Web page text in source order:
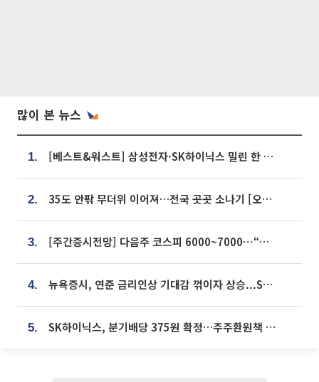
많이 본 뉴스
1. [베스트&워스트] 삼성전자·SK하이닉스 밀린 한 주…상상인증권은 85% 급등
2. 35도 안팎 무더위 이어져…전국 곳곳 소나기 [오늘 날씨]
3. [주간증시전망] 다음주 코스피 6000~7000⋯“外人 수급은 정책이 변수”
4. 뉴욕증시, 연준 금리인상 기대감 꺾이자 상승...S&P500 사상 최고치 [종합]
5. SK하이닉스, 분기배당 375원 확정…주주환원책 9월로 앞당겨 발표